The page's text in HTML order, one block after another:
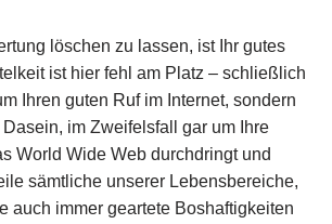
löschen zu lassen, ist Ihr gutes
ist hier fehl am Platz – schließlich
Ihren guten Ruf im Internet, sondern
im Zweifelsfall gar um Ihre
World Wide Web durchdringt und
sämtliche unserer Lebensbereiche,
auch immer geartete Boshaftigkeiten